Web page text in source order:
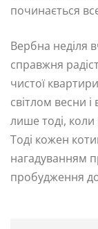
починається
Вербна неділя
справжня
чистої
світлом весни
лише тоді,
Тоді кожен
нагадуванням
пробудження